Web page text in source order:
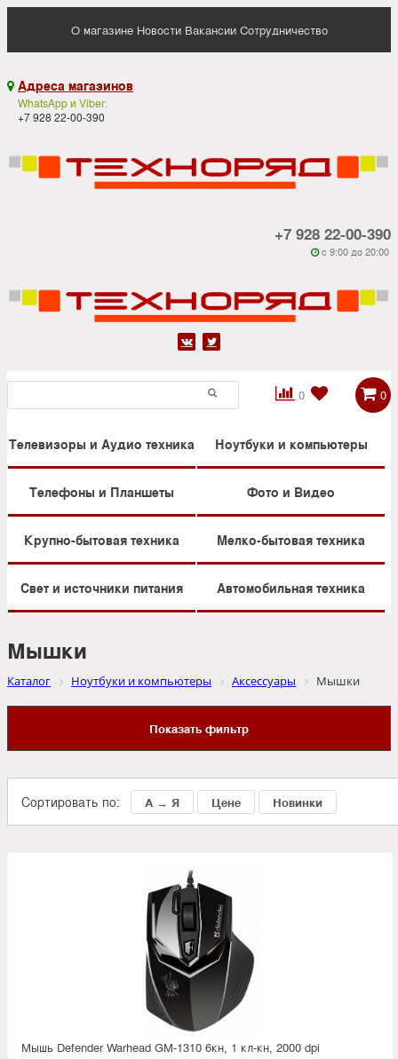
О магазине Новости Вакансии Сотрудничество
 Адреса магазинов
WhatsApp и Viber:
+7 928 22-00-390
+7 928 22-00-390
 c 9:00 до 20:00
 
0

 0
Телевизоры и Аудио техника Ноутбуки и компьютеры
Телефоны и Планшеты Фото и Видео
Крупно-бытовая техника Мелко-бытовая техника
Свет и источники питания Автомобильная техника
Мышки
Каталог Ноутбуки и компьютеры Аксессуары Мышки
Показать фильтр
Сортировать по: А → Я Цене Новинки
Мышь Defender Warhead GM-1310 6кн, 1 кл-кн, 2000 dpi